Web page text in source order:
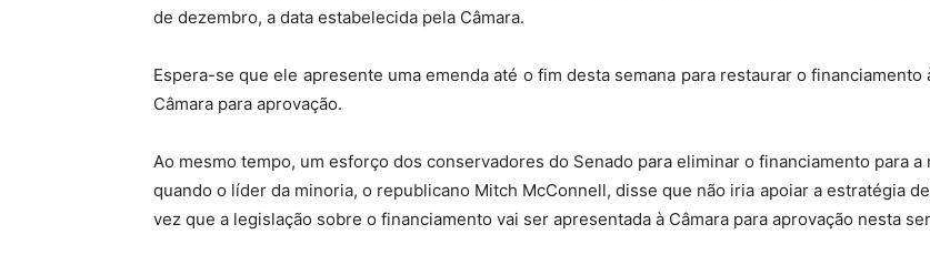
de dezembro, a data estabelecida pela Câmara.
Espera-se que ele apresente uma emenda até o fim desta semana para restaurar o
Câmara para aprovação.
Ao mesmo tempo, um esforço dos conservadores do Senado para eliminar o financiamento para
quando o líder da minoria, o republicano Mitch McConnell, disse que não iria apoiar a estratégia
vez que a legislação sobre o financiamento vai ser apresentada à Câmara para aprovação nesta